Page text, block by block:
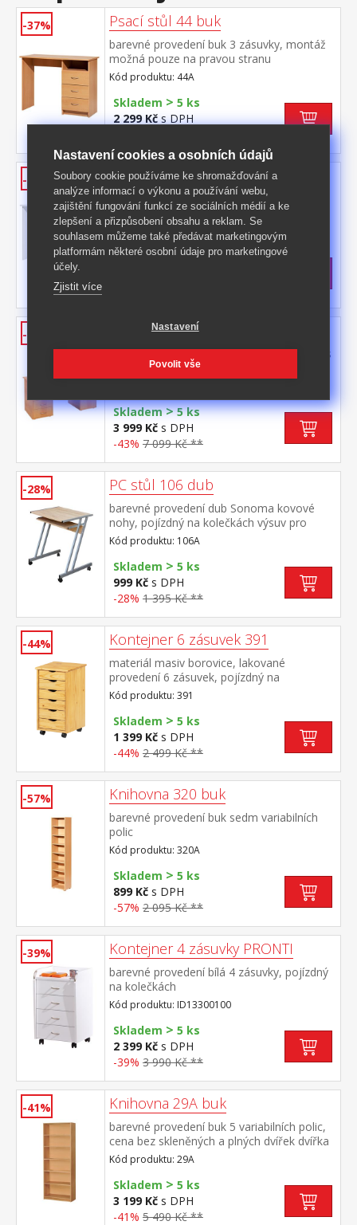
-37% Psací stůl 44 buk
barevné provedení buk 3 zásuvky, montáž
možná pouze na pravou stranu
Kód produktu: 44A
Skladem > 5 ks
2 299 Kčs DPH
-42% Psací stůl 44 bílá
barevné provedení bílá 3 zásuvky, montáž
možná pouze na pravou stranu
Kód produktu: 44B
Skladem>5 ks
-43% Stůl na počítač 194 buk
barevné provedení buk 3 zásuvky, skřínka s
dvířky a variabilní policí výsuv pro klávesnici
je součástí dodávky (montáž volitelná)
Skladem>5 ks
3 999 Kč s DPH
-43% 7 099 Kč **
-28% PC stůl 106 dub
barevné provedení dub Sonoma kovové
nohy, pojízdný na kolečkách výsuv pro
klávesnici je součástí dodávky
Kód produktu: 106A
Skladem > 5 ks
999 Kč s DPH
-28% 1 395 Kč **
-44% Kontejner 6 zásuvek 391
materiál masiv borovice, lakované
provedení 6 zásuvek, pojízdný na
kolečkách vnitřní rozměr zásuvky (š/h/v)
26,7 × 32,5 × 6 cm
Kód produktu: 391
Skladem > 5 ks
1 399 Kč s DPH
-44% 2 499 Kč **
-57% Knihovna 320 buk
barevné provedení buk sedm variabilních
polic
Kód produktu: 320A
Skladem > 5 ks
899 Kč s DPH
-57% 2 095 Kč **
-39% Kontejner 4 zásuvky PRONTI
barevné provedení bílá 4 zásuvky, pojízdný
na kolečkách
Kód produktu: ID13300100
Skladem > 5 ks
2 399 Kč s DPH
-39% 3 990 Kč **
-41% Knihovna 29A buk
barevné provedení buk 5 variabilních polic,
cena bez skleněných a plných dvířek dvířka
30A lze ke knihovně dokoupit
Kód produktu: 29A
Skladem > 5 ks
3 199 Kč s DPH
-41% 5 490 Kč **
Nastavení cookies a osobních údajů
Soubory cookie používáme ke shromažďování a
analýze informací o výkonu a používání webu,
zajištění fungování funkcí ze sociálních médií a ke
zlepšení a přizpůsobení obsahu a reklam. Se
souhlasem můžeme také předávat marketingovým
platformám některé osobní údaje pro marketingové
účely.
Zjistit více
Nastavení
Povolit vše